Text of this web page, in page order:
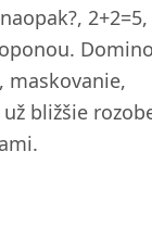
2+2=5,
maskovanie,
bližšie